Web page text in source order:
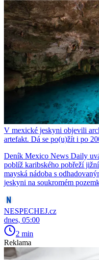
V mexické jeskyni objevili
artefakt. Dá se po(u)žít i po
Deník Mexico News Daily
poblíž karibského pobřeží
mayská nádoba s
jeskyni na soukromém
NESPECHEJ.cz
dnes, 05:00
2 min
Reklama